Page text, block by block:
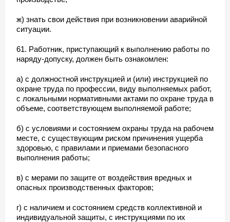
ж) знать свои действия при возникновении аварийной
ситуации.
61. Работник, приступающий к выполнению работы по
наряду-допуску, должен быть ознакомлен:
а) с должностной инструкцией и (или) инструкцией по
охране труда по профессии, виду выполняемых работ,
с локальными нормативными актами по охране труда в
объеме, соответствующем выполняемой работе;
б) с условиями и состоянием охраны труда на рабочем
месте, с существующим риском причинения ущерба
здоровью, с правилами и приемами безопасного
выполнения работы;
в) с мерами по защите от воздействия вредных и
опасных производственных факторов;
г) с наличием и состоянием средств коллективной и
индивидуальной защиты, с инструкциями по их